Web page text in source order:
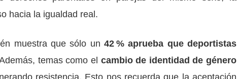
hacia la igualdad real.
muestra que sólo un 42 % aprueba que deportistas
temas como el cambio de identidad de género
resistencia. Esto nos recuerda que la aceptación